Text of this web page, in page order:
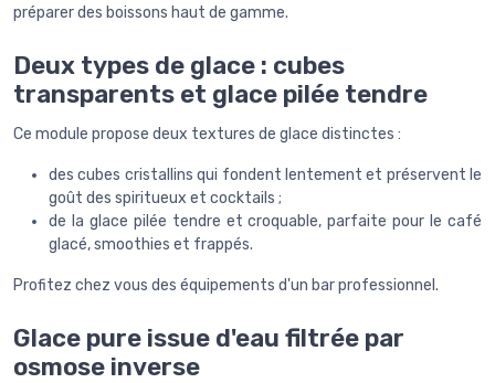
préparer des boissons haut de gamme.
Deux types de glace : cubes
transparents et glace pilée tendre
Ce module propose deux textures de glace distinctes :
des cubes cristallins qui fondent lentement et préservent le
goût des spiritueux et cocktails ;
de la glace pilée tendre et croquable, parfaite pour le café
glacé, smoothies et frappés.
Profitez chez vous des équipements d'un bar professionnel.
Glace pure issue d'eau filtrée par
osmose inverse